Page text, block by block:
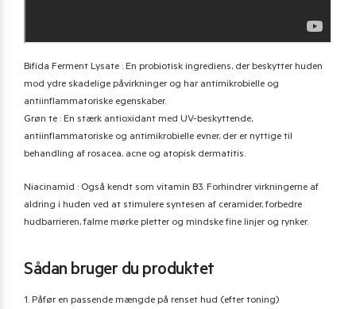
Bifida Ferment Lysate : En probiotisk ingrediens, der beskytter huden
mod ydre skadelige påvirkninger og har antimikrobielle og
antiinflammatoriske egenskaber.
Grøn te : En stærk antioxidant med UV-beskyttende,
antiinflammatoriske og antimikrobielle evner, der er nyttige til
behandling af rosacea, acne og atopisk dermatitis.
Niacinamid : Også kendt som vitamin B3. Forhindrer virkningerne af
aldring i huden ved at stimulere syntesen af ​​ceramider, forbedre
hudbarrieren, falme mørke pletter og mindske fine linjer og rynker.
Sådan bruger du produktet
1. Påfør en passende mængde på renset hud (efter toning)